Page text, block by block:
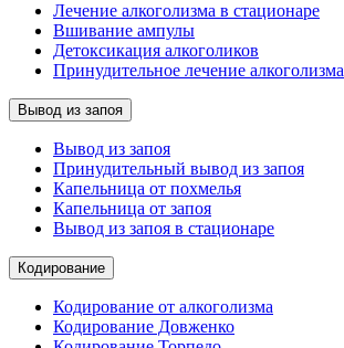
Лечение алкоголизма в стационаре
Вшивание ампулы
Детоксикация алкоголиков
Принудительное лечение алкоголизма
Вывод из запоя
Вывод из запоя
Принудительный вывод из запоя
Капельница от похмелья
Капельница от запоя
Вывод из запоя в стационаре
Кодирование
Кодирование от алкоголизма
Кодирование Довженко